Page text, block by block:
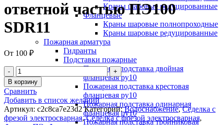
Краны шаровые редуцированные
Фланцевые
Краны шаровые полнопроходные
Краны шаровые редуцированные
Пожарная арматура
Гидранты
Подставки пожарные
Пожарная подставка двойная
фланцевая ру10
Пожарная подставка крестовая
фланцевая ру10
Пожарная подставка одинарная
фланцевая ру10
Пожарная подставка тройниковая
ответной частью ПЭ100
SDR11
От 100 ₽
В корзину
Сравнить
Добавить в список желаний
Артикул: c2c8ca7e23d2Категорий: Водоснабжение, Седелка с
фрезой электросварная, Седелка с фрезой электросварная,